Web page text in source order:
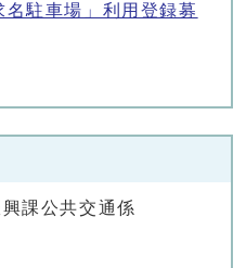
駐車場」利用登録募
課公共交通係